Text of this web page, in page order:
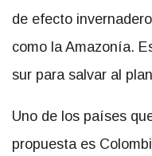
de efecto
como la Amazonía.
sur para salvar al
Uno de los países
propuesta es